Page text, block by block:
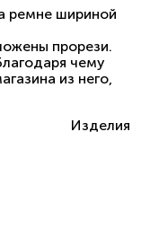
ремне шириной
прорези.
чему
из него,
Изделия